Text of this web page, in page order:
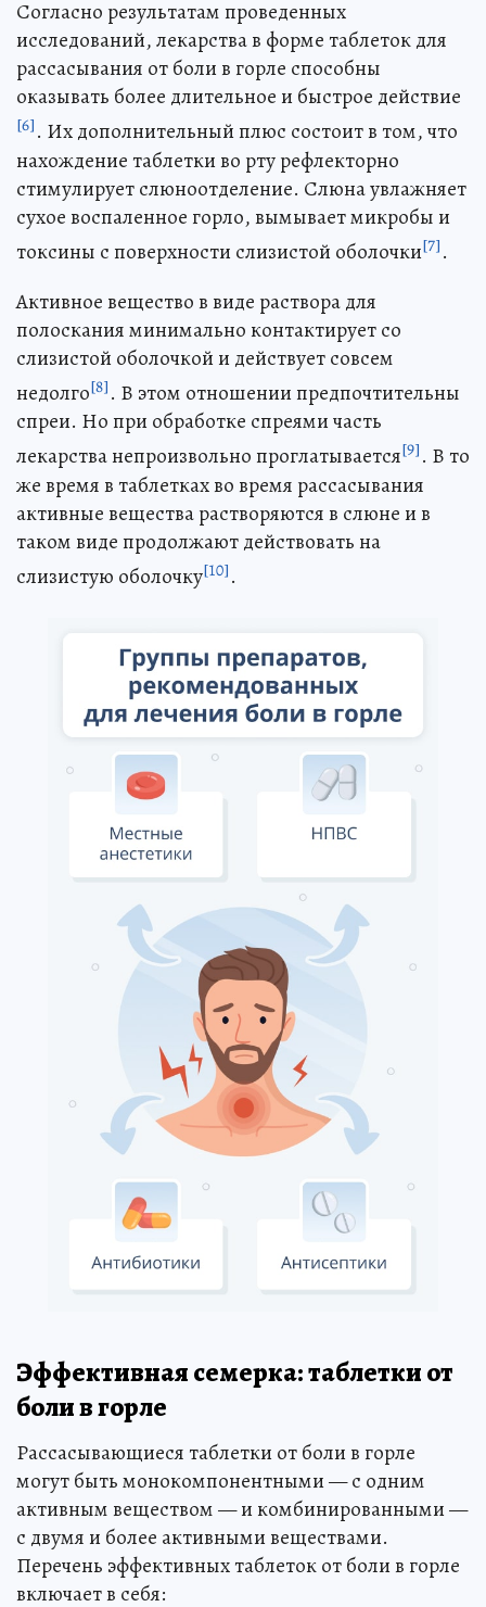
Согласно результатам проведенных
исследований, лекарства в форме таблеток для
рассасывания от боли в горле способны
оказывать более длительное и быстрое действие
[6]. Их дополнительный плюс состоит в том, что
нахождение таблетки во рту рефлекторно
стимулирует слюноотделение. Слюна увлажняет
сухое воспаленное горло, вымывает микробы и
токсины с поверхности слизистой оболочки[7].
Активное вещество в виде раствора для
полоскания минимально контактирует со
слизистой оболочкой и действует совсем
недолго[8]. В этом отношении предпочтительны
спреи. Но при обработке спреями часть
лекарства непроизвольно проглатывается[9]. В то
же время в таблетках во время рассасывания
активные вещества растворяются в слюне и в
таком виде продолжают действовать на
слизистую оболочку[10].
Эффективная семерка: таблетки от
боли в горле
Рассасывающиеся таблетки от боли в горле
могут быть монокомпонентными — с одним
активным веществом — и комбинированными —
с двумя и более активными веществами.
Перечень эффективных таблеток от боли в горле
включает в себя: